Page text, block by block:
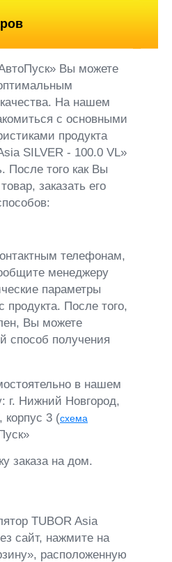
Вы можете
На нашем
с основными
продукта
SILVER - 100.0 VL»
После того как Вы
заказать его
телефонам,
менеджеру
параметры
продукта. После того,
Вы можете
способ получения
в нашем
г. Нижний Новгород,
3 (схема
заказа на дом.
TUBOR Asia
сайт, нажмите на
расположенную